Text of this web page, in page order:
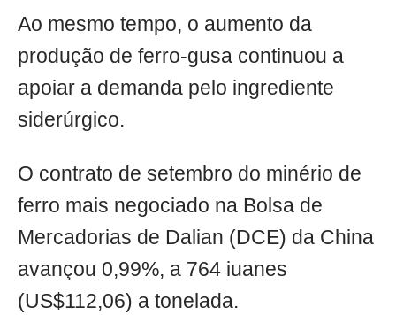
Ao mesmo tempo, o aumento da
produção de ferro-gusa continuou a
apoiar a demanda pelo ingrediente
siderúrgico.
O contrato de setembro do minério de
ferro mais negociado na Bolsa de
Mercadorias de Dalian (DCE) da China
avançou 0,99%, a 764 iuanes
(US$112,06) a tonelada.